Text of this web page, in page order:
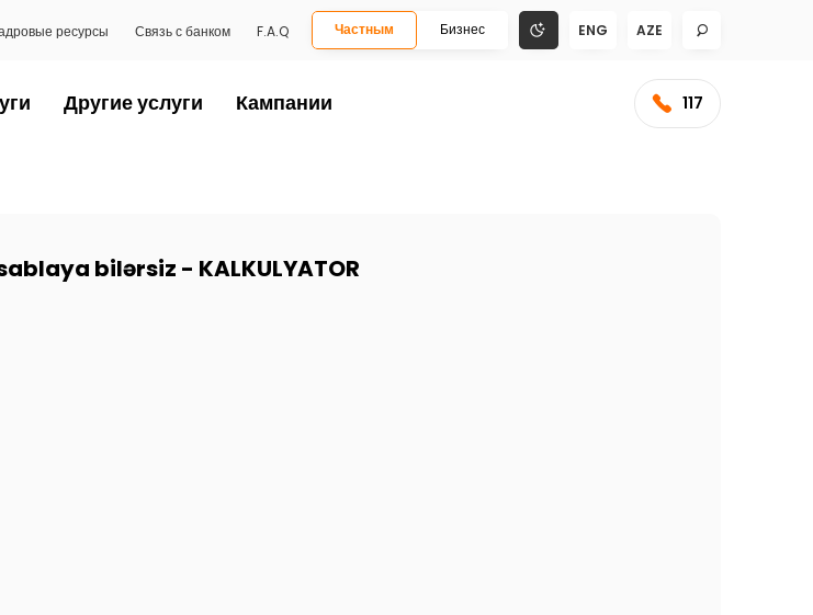
ресурсы Связь с банком F.A.Q Частным Бизнес ENG AZE
Другие услуги Кампании 117
bilərsiz - KALKULYATOR